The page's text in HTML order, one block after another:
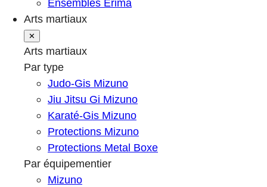
Ensembles Erima
Arts martiaux
✕
Arts martiaux
Par type
Judo-Gis Mizuno
Jiu Jitsu Gi Mizuno
Karaté-Gis Mizuno
Protections Mizuno
Protections Metal Boxe
Par équipementier
Mizuno